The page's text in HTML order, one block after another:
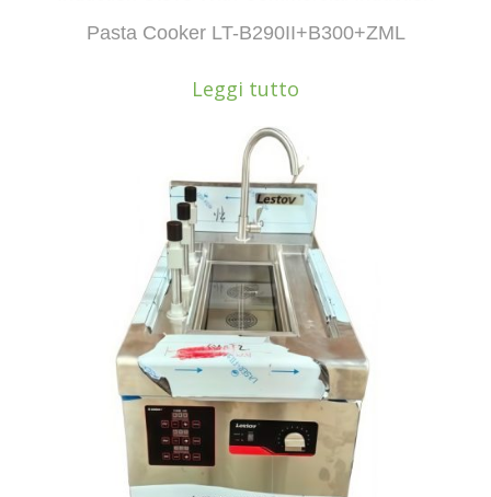
Pasta Cooker LT-B290II+B300+ZML
Leggi tutto